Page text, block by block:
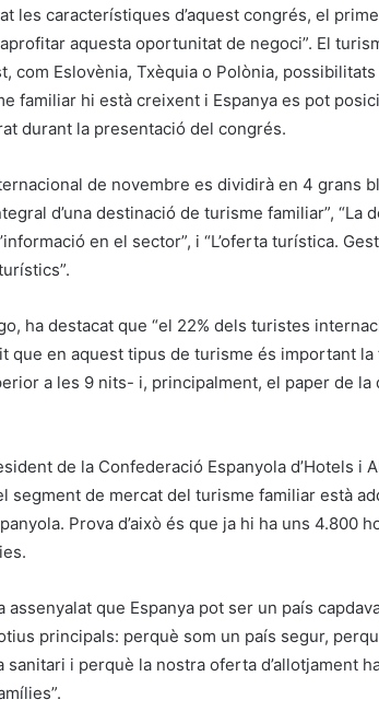
les característiques d’aquest congrés, el
aquesta oportunitat de negoci”. El
com Eslovènia, Txèquia o Polònia, possibilitats
familiar hi està creixent i Espanya es pot
durant la presentació del congrés.
de novembre es dividirà en 4 grans
d’una destinació de turisme familiar”, “La
en el sector”, i “L’oferta turística.
ha destacat que “el 22% dels turistes
que en aquest tipus de turisme és important
a les 9 nits- i, principalment, el paper de la
de la Confederació Espanyola d’Hotels i
segment de mercat del turisme familiar està
Prova d’això és que ja hi ha uns 4.800
assenyalat que Espanya pot ser un país
principals: perquè som un país segur,
i perquè la nostra oferta d’allotjament
El turista britànic